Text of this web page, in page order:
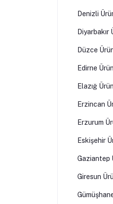
Denizli
Diyarbakır
Düzce
Edirne
Elazığ
Erzincan
Erzurum
Eskişehir
Gaziantep
Giresun